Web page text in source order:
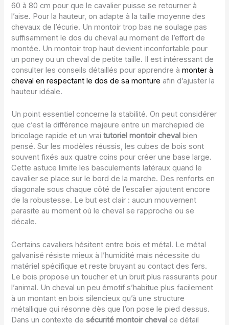
60 à 80 cm pour que le cavalier puisse se retourner à
l’aise. Pour la hauteur, on adapte à la taille moyenne des
chevaux de l’écurie. Un montoir trop bas ne soulage pas
suffisamment le dos du cheval au moment de l’effort de
montée. Un montoir trop haut devient inconfortable pour
un poney ou un cheval de petite taille. Il est intéressant de
consulter les conseils détaillés pour apprendre àmonter à
cheval en respectant le dos de sa monture afin d’ajuster la
hauteur idéale.
Un point essentiel concerne la stabilité. On peut considérer
que c’est la différence majeure entre un marchepied de
bricolage rapide et un vraitutoriel montoir cheval bien
pensé. Sur les modèles réussis, les cubes de bois sont
souvent fixés aux quatre coins pour créer une base large.
Cette astuce limite les basculements latéraux quand le
cavalier se place sur le bord de la marche. Des renforts en
diagonale sous chaque côté de l’escalier ajoutent encore
de la robustesse. Le but est clair : aucun mouvement
parasite au moment où le cheval se rapproche ou se
décale.
Certains cavaliers hésitent entre bois et métal. Le métal
galvanisé résiste mieux à l’humidité mais nécessite du
matériel spécifique et reste bruyant au contact des fers.
Le bois propose un toucher et un bruit plus rassurants pour
l’animal. Un cheval un peu émotif s’habitue plus facilement
à un montant en bois silencieux qu’à une structure
métallique qui résonne dès que l’on pose le pied dessus.
Dans un contexte desécurité montoir cheval ce détail